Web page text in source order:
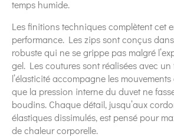
temps humide.
Les finitions techniques complètent cet
performance. Les zips sont conçus
robuste qui ne se grippe pas malgré
gel. Les coutures sont réalisées avec
l’élasticité accompagne les
que la pression interne du duvet ne
boudins. Chaque détail, jusqu’aux
élastiques dissimulés, est pensé pour
de chaleur corporelle.